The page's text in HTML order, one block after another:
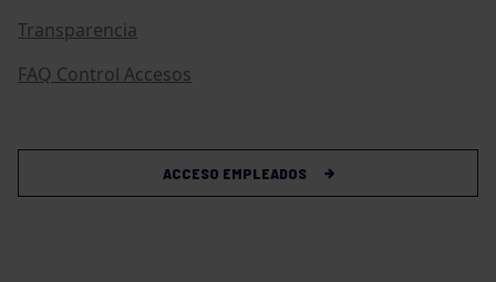
Transparencia
FAQ Control Accesos
ACCESO EMPLEADOS